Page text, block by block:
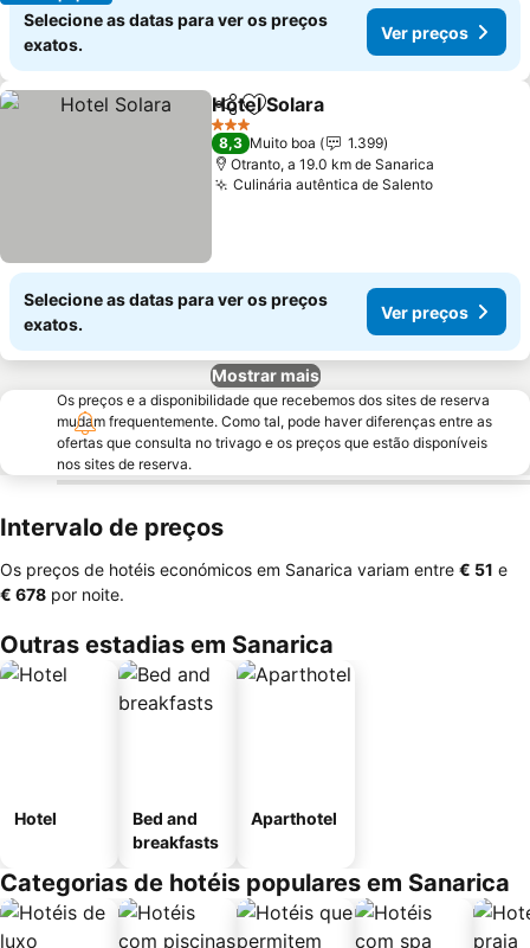
Selecione as datas para ver os preços
exatos.
Ver preços
PartilharAdicionar aos favoritos
Hotel Solara
3 Estrelas
8,3 Muito boa
1.399
Otranto, a 19.0 km de Sanarica
Culinária autêntica de SalentoVer preços
Selecione as datas para ver os preços
exatos.
Ver preços
Mostrar mais
Os preços e a disponibilidade que recebemos dos sites de reserva
mudam frequentemente. Como tal, pode haver diferenças entre as
ofertas que consulta no trivago e os preços que estão disponíveis
nos sites de reserva.
Intervalo de preços
Os preços de hotéis económicos em Sanarica variam entre ‎€ 51 e
‎€ 678 por noite.
Outras estadias em Sanarica
Hotel
Bed and
breakfasts
Aparthotel
Categorias de hotéis populares em Sanarica